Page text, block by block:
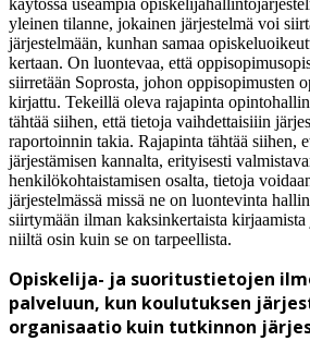
käytössä useampia
yleinen tilanne, jokainen järjestelmä voi
järjestelmään, kunhan samaa
kertaan. On luontevaa, että
siirretään Soprosta, johon oppisopimusten
kirjattu. Tekeillä oleva rajapinta
tähtää siihen, että tietoja vaihdettaisiiin
raportoinnin takia. Rajapinta tähtää siihen,
järjestämisen kannalta, erityisesti
henkilökohtaistamisen osalta, tietoja
järjestelmässä missä ne on luontevinta
siirtymään ilman kaksinkertaista kirjaamista
niiltä osin kuin se on tarpeellista.
Opiskelija- ja suoritustietojen
palveluun, kun koulutuksen
organisaatio kuin tutkinnon